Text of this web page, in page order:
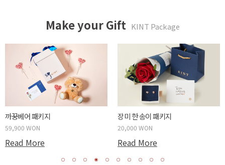
Make your Gift KINT Package
까꿍베어 패키지
59,900 WON
Read More
장미 한 송이 패키지
20,000 WON
Read More